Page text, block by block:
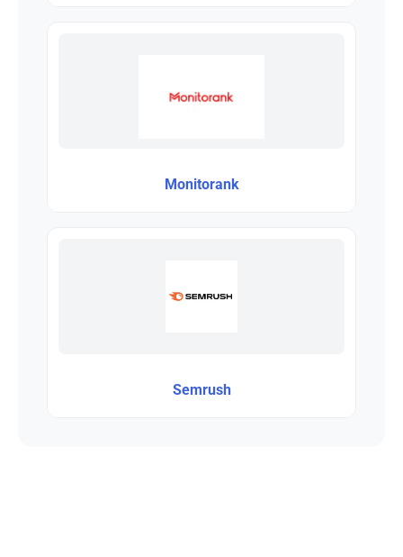
Monitorank
Semrush